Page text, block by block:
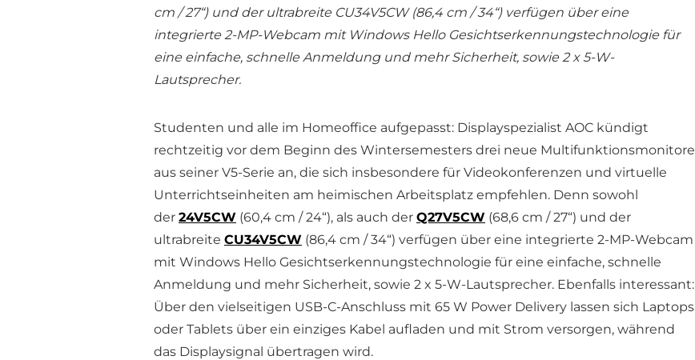
cm / 27“) und der ultrabreite CU34V5CW (86,4 cm / 34“) verfügen über eine
integrierte 2-MP-Webcam mit Windows Hello Gesichtserkennungstechnologie für
eine einfache, schnelle Anmeldung und mehr Sicherheit, sowie 2 x 5-W-
Lautsprecher.
Studenten und alle im Homeoffice aufgepasst: Displayspezialist AOC kündigt
rechtzeitig vor dem Beginn des Wintersemesters drei neue Multifunktionsmonitore
aus seiner V5-Serie an, die sich insbesondere für Videokonferenzen und virtuelle
Unterrichtseinheiten am heimischen Arbeitsplatz empfehlen. Denn sowohl
der 24V5CW (60,4 cm / 24“), als auch der Q27V5CW (68,6 cm / 27“) und der
ultrabreite CU34V5CW (86,4 cm / 34“) verfügen über eine integrierte 2-MP-Webcam
mit Windows Hello Gesichtserkennungstechnologie für eine einfache, schnelle
Anmeldung und mehr Sicherheit, sowie 2 x 5-W-Lautsprecher. Ebenfalls interessant:
Über den vielseitigen USB-C-Anschluss mit 65 W Power Delivery lassen sich Laptops
oder Tablets über ein einziges Kabel aufladen und mit Strom versorgen, während
das Displaysignal übertragen wird.